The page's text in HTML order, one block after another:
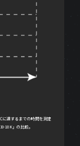
達するまでの時間を測定
18K」の比較。